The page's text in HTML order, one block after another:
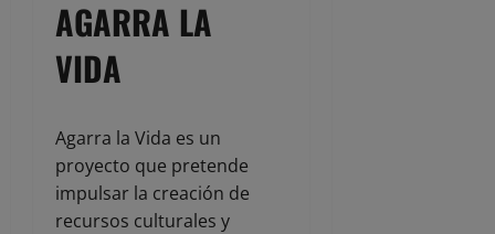
AGARRA LA
VIDA
Agarra la Vida es un
proyecto que pretende
impulsar la creación de
recursos culturales y